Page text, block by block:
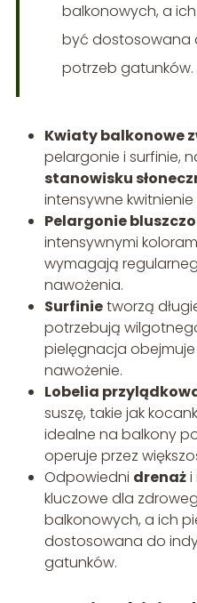
balkonowych, a
być dostosowana
potrzeb gatunków.
Kwiaty balkonowe
pelargonie i surfinie,
stanowisku
intensywne kwitnienie
Pelargonie
intensywnymi
wymagają
nawożenia.
Surfinietworzą
potrzebują
pielęgnacja
nawożenie.
Lobelia
suszę, takie jak
idealne na balkony
operuje przez
Odpowiedni drenażi
kluczowe dla
balkonowych, a ich
dostosowana do
gatunków.